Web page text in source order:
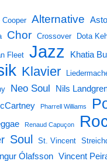
Alternative
Chor Crossover Dota
Fleet Jazz Khatia
Klavier
Neo Soul Nils
Pharrell Williams
Renaud Capuçon
Soul St. Vincent
Ólafsson Vincent